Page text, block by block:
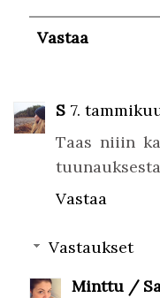
Vastaa
S 7.
Taas niiin
Vastaa
Vastaukset
Minttu /